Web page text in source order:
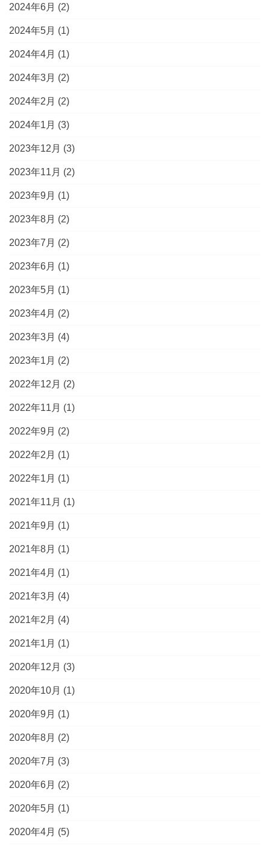
2024年6月 (2)
2024年5月 (1)
2024年4月 (1)
2024年3月 (2)
2024年2月 (2)
2024年1月 (3)
2023年12月 (3)
2023年11月 (2)
2023年9月 (1)
2023年8月 (2)
2023年7月 (2)
2023年6月 (1)
2023年5月 (1)
2023年4月 (2)
2023年3月 (4)
2023年1月 (2)
2022年12月 (2)
2022年11月 (1)
2022年9月 (2)
2022年2月 (1)
2022年1月 (1)
2021年11月 (1)
2021年9月 (1)
2021年8月 (1)
2021年4月 (1)
2021年3月 (4)
2021年2月 (4)
2021年1月 (1)
2020年12月 (3)
2020年10月 (1)
2020年9月 (1)
2020年8月 (2)
2020年7月 (3)
2020年6月 (2)
2020年5月 (1)
2020年4月 (5)